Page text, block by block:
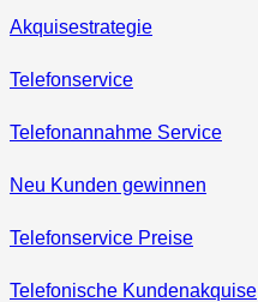
Akquisestrategie
Telefonservice
Telefonannahme Service
Neu Kunden gewinnen
Telefonservice Preise
Telefonische Kundenakquise